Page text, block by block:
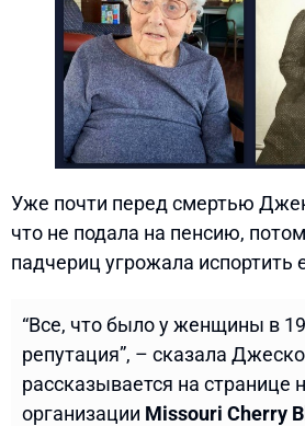
Уже почти перед смертью
что не подала на пенсию,
падчериц угрожала испортить
“Все, что было у женщины в
репутация”, – сказала
рассказывается на странице
организации Missouri Cherry